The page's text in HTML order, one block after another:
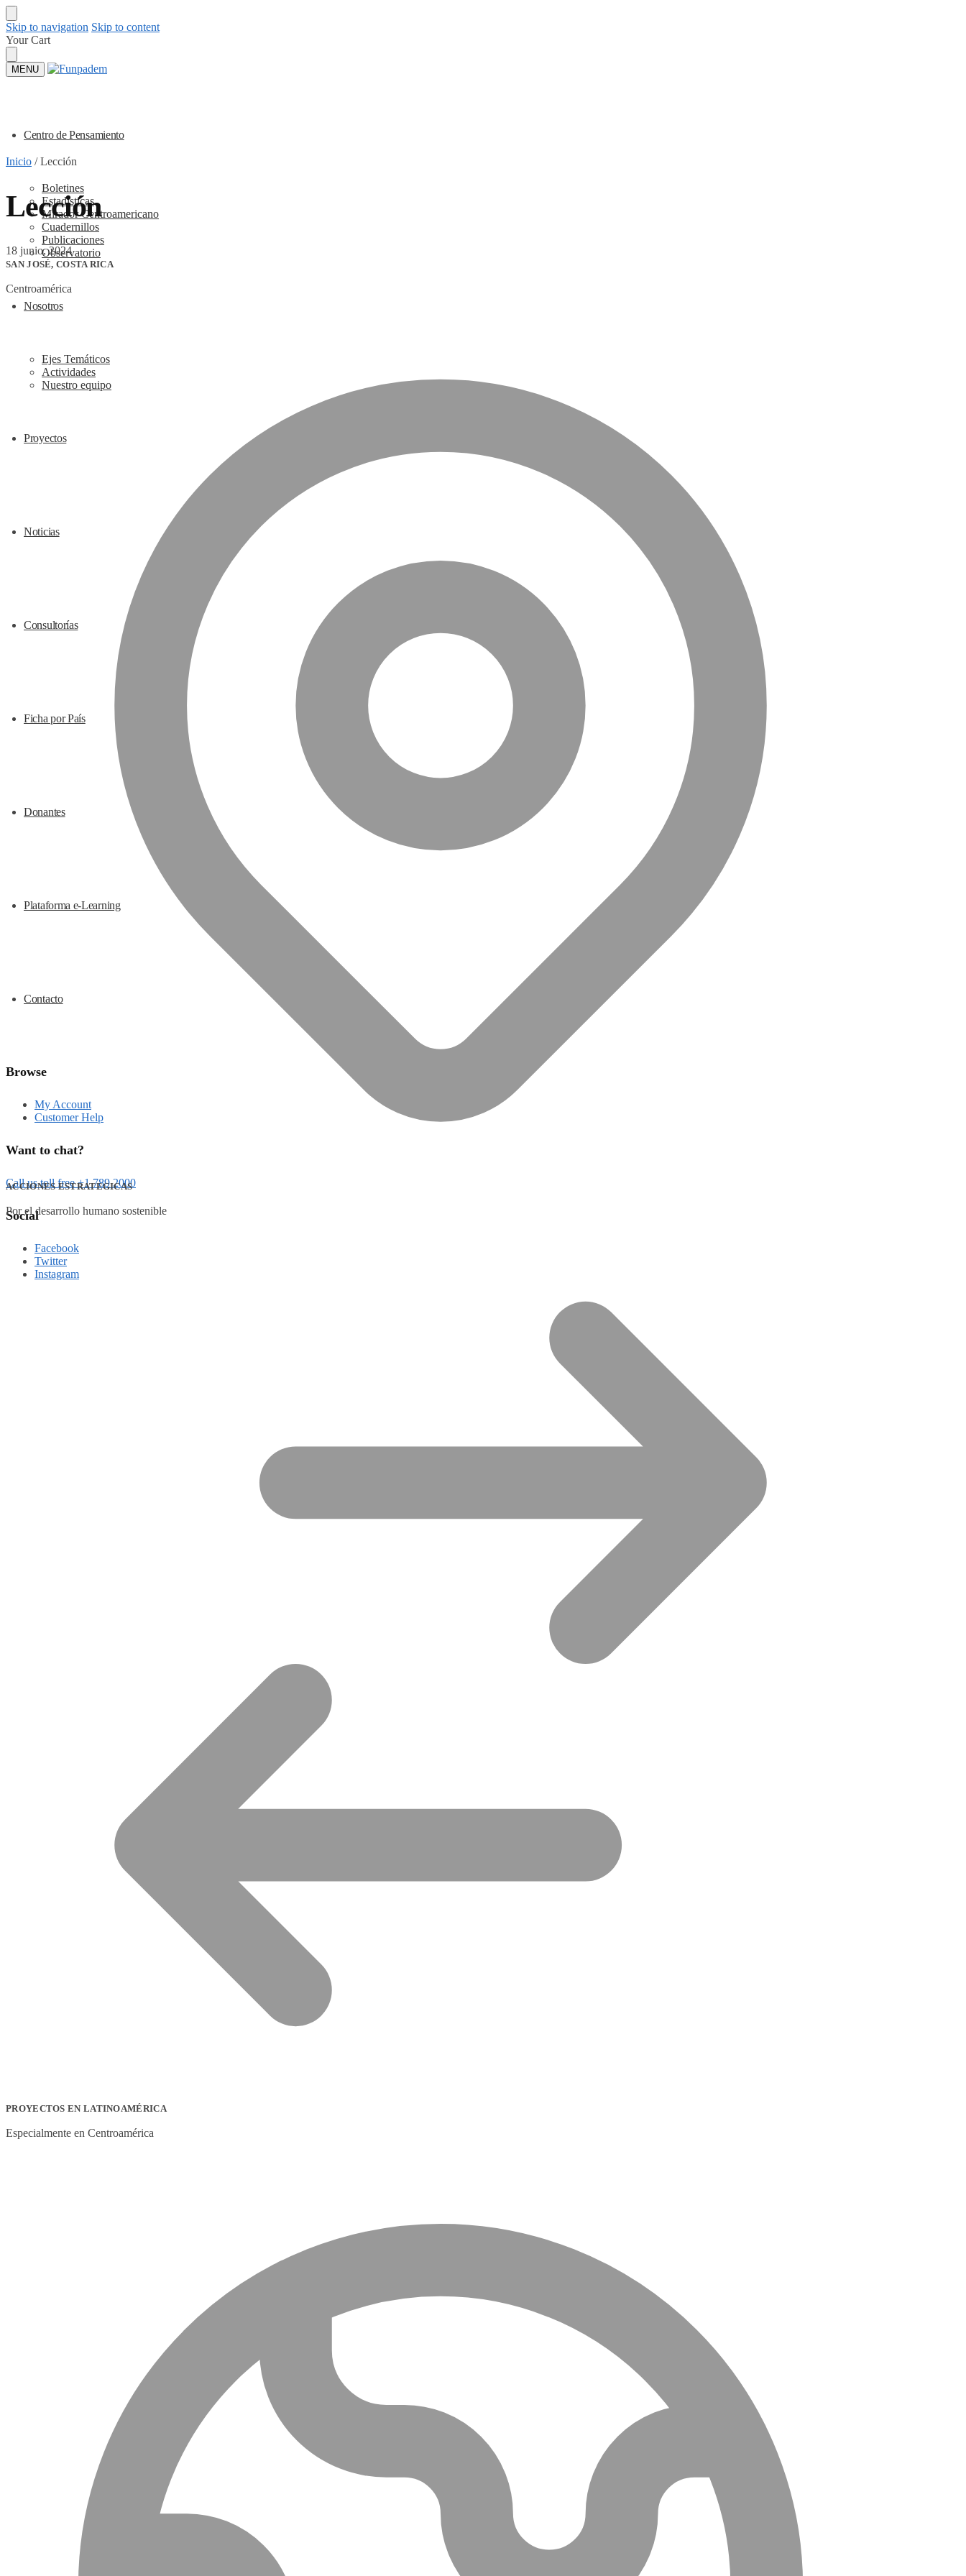
Skip to navigation Skip to content
Your Cart
MENU
Centro de Pensamiento
Boletines
Estadísticas
Mirador Centroamericano
Cuadernillos
Publicaciones
Observatorio
Nosotros
Ejes Temáticos
Actividades
Nuestro equipo
Proyectos
Noticias
Consultorías
Ficha por País
Donantes
Plataforma e-Learning
Contacto
Browse
My Account
Customer Help
Want to chat?
Call us toll free +1 789 2000
Social
Facebook
Twitter
Instagram
Inicio /Lección
Lección
18 junio, 2024
SAN JOSÉ, COSTA RICA
Centroamérica
ACCIONES ESTRATEGICAS
Por el desarrollo humano sostenible
PROYECTOS EN LATINOAMÉRICA
Especialmente en Centroamérica